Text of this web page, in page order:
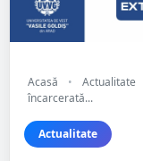
Acasă • Actualitate
încarcerată...
Actualitate